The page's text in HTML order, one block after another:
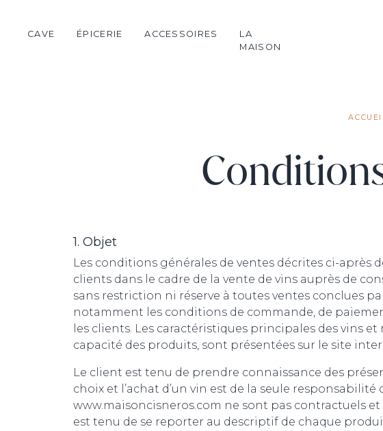
CAVE ÉPICERIE ACCESSOIRES
LA
MAISON
1. Objet
Les conditions générales de ventes décrites ci-après
clients dans le cadre de la vente de vins auprès de
sans restriction ni réserve à toutes ventes conclues
notamment les conditions de commande, de
les clients. Les caractéristiques principales des vins
capacité des produits, sont présentées sur le site
Le client est tenu de prendre connaissance des
choix et l’achat d’un vin est de la seule
www.maisoncisneros.com ne sont pas contractuels et
est tenu de se reporter au descriptif de chaque